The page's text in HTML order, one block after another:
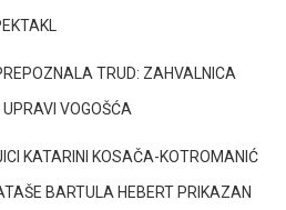
TRUD: ZAHVALNICA
VOGOŠĆA
KATARINI KOSAČA-KOTROMANIĆ
BARTULA HEBERT PRIKAZAN